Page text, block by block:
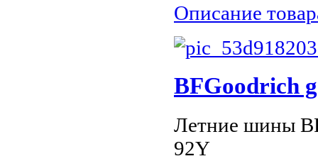
Описание
BFGoodrich
Летние шины
92Y